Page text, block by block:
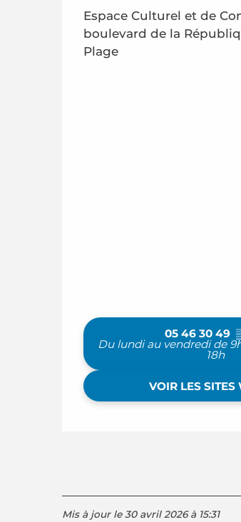
Espace Culturel et de
boulevard de la
Plage
05 46 30 49
Du lundi au vendredi de
18h
VOIR LES SITES
Mis à jour le 30 avril 2026 à 15:31